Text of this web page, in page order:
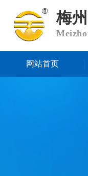
梅
网站首页